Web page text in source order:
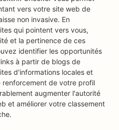
vers votre site web de
non invasive. En
qui pointent vers vous,
et la pertinence de ces
identifier les opportunités
à partir de blogs de
d'informations locales et
de votre profil
augmenter l'autorité
et améliorer votre classement